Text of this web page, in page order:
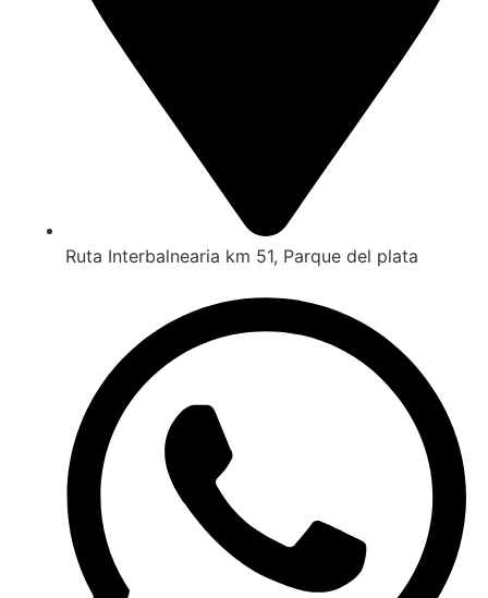
Ruta Interbalnearia km 51, Parque del plata